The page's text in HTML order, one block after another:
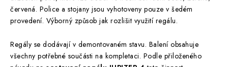
červená. Police a stojany jsou vyhotoveny pouze v šedém
provedení. Výborný způsob jak rozlišit využití regálu.
Regály se dodávají v demontovaném stavu. Balení obsahuje
všechny potřebné součásti na kompletaci. Podle přiloženého